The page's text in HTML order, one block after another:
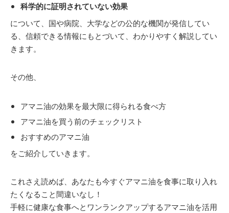
科学的に証明されていない効果
について、国や病院、大学などの公的な機関が発信してい
る、信頼できる情報にもとづいて、わかりやすく解説してい
きます。
その他、
アマニ油の効果を最大限に得られる食べ方
アマニ油を買う前のチェックリスト
おすすめのアマニ油
をご紹介していきます。
これさえ読めば、あなたも今すぐアマニ油を食事に取り入れ
たくなること間違いなし！
手軽に健康な食事へとワンランクアップするアマニ油を活用